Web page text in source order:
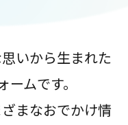
いから生まれた
ムです。
まなおでかけ情